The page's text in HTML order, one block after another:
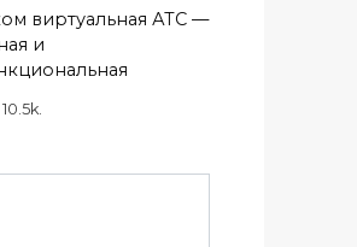
виртуальная АТС —
и
10.5k.